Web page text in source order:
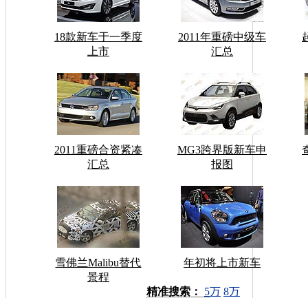
18款新车于一季度
上市
2011年重磅中级车
汇总
2011重磅合资紧凑
汇总
MG3跨界版新车申
报图
雪佛兰Malibu替代
景程
年初将上市新车
车型搜索：
精准搜索： 5万 8万